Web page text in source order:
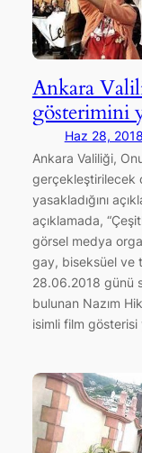
Ankara
gösterimini
Haz 28, 2018
Ankara Valiliği,
gerçekleştirilecek
yasakladığını
açıklamada,
görsel medya
gay, biseksüel ve
28.06.2018 günü
bulunan Nazım
isimli film gösterisi